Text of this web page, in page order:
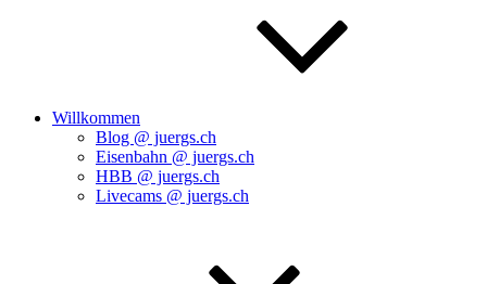
Willkommen
Blog @ juergs.ch
Eisenbahn @ juergs.ch
HBB @ juergs.ch
Livecams @ juergs.ch